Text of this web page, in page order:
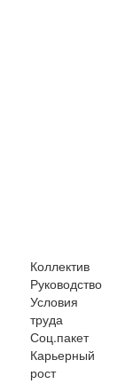
Коллектив
Руководство
Условия
труда
Соц.пакет
Карьерный
рост